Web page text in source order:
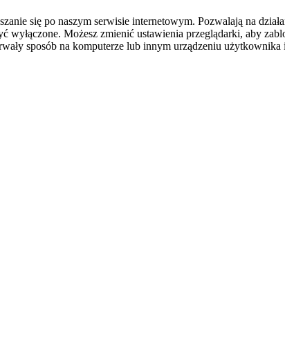
się po naszym serwisie internetowym. Pozwalają na
wyłączone. Możesz zmienić ustawienia przeglądarki, aby
sposób na komputerze lub innym urządzeniu